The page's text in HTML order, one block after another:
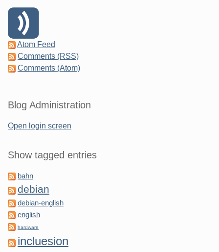
Atom Feed
Comments (RSS)
Comments (Atom)
Blog Administration
Open login screen
Show tagged entries
bahn
debian
debian-english
english
hardware
incluesion